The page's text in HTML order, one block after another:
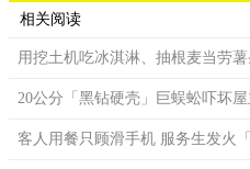
相关阅读
用挖土机吃冰淇淋、抽根麦当劳
20公分「黑钻硬壳」巨蜈蚣吓坏
客人用餐只顾滑手机 服务生发火